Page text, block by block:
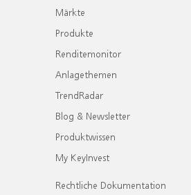
Märkte
Produkte
Renditemonitor
Anlagethemen
TrendRadar
Blog & Newsletter
Produktwissen
My KeyInvest
Rechtliche Dokumentation